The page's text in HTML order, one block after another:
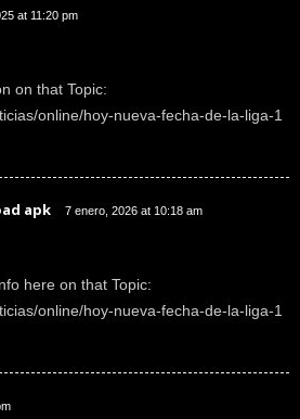
at 11:20 pm
on that Topic:
online/hoy-nueva-fecha-de-la-liga-1
apk 7 enero, 2026 at 10:18 am
here on that Topic:
online/hoy-nueva-fecha-de-la-liga-1